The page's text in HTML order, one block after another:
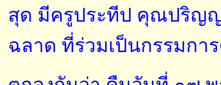
สุด มีครูประทีป คุณปริญญ
ฉลาด ที่ร่วมเป็นกรรมกา